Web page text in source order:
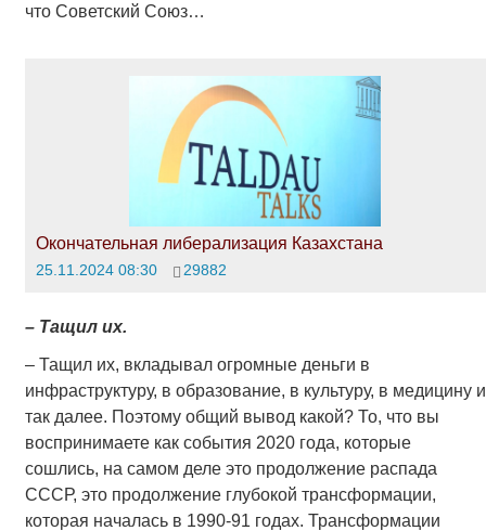
что Советский Союз…
Окончательная либерализация Казахстана
25.11.2024 08:30 29882
– Тащил их.
– Тащил их, вкладывал огромные деньги в
инфраструктуру, в образование, в культуру, в медицину и
так далее. Поэтому общий вывод какой? То, что вы
воспринимаете как события 2020 года, которые
сошлись, на самом деле это продолжение распада
СССР, это продолжение глубокой трансформации,
которая началась в 1990-91 годах. Трансформации